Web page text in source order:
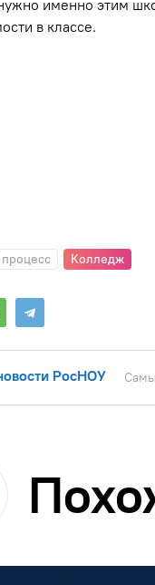
именно этим
в классе.
Колледж
РосНОУ